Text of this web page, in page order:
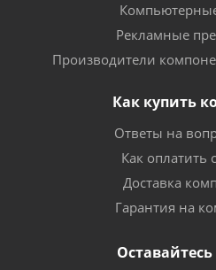
Рекламные
Производители
Как купить
Ответы на
Как оплатить
Доставка
Гарантия на